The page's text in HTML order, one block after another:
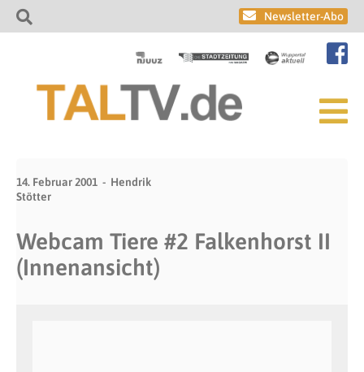
Newsletter-Abo
14. Februar 2001
Hendrik
Stötter
Webcam Tiere #2 Falkenhorst II
(Innenansicht)